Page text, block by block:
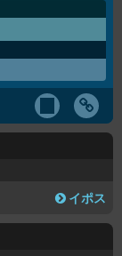
イポス